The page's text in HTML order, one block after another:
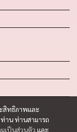
สิทธิภาพและ
าน ท่านสามารถ
เป็นส่วนตัว และ